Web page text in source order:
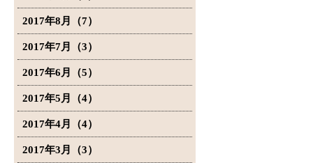
2017年8月（7）
2017年7月（3）
2017年6月（5）
2017年5月（4）
2017年4月（4）
2017年3月（3）